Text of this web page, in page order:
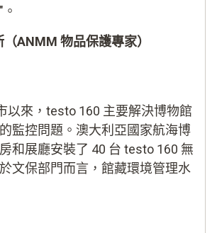
ANMM 物品保護專家）
以來，testo 160 主要解決博物館
監控問題。澳大利亞國家航海博
和展廳安裝了 40 台 testo 160 無
文保部門而言，館藏環境管理水